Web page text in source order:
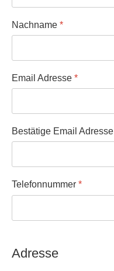
Nachname *
Email Adresse *
Bestätige Email Adresse
Telefonnummer *
Adresse